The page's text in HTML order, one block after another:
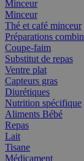
Minceur
Minceur
Thé et café minceur
Préparations
Coupe-faim
Substitut de repas
Ventre plat
Capteurs gras
Diurétiques
Nutrition spécifique
Aliments Bébé
Repas
Lait
Tisane
Médicament